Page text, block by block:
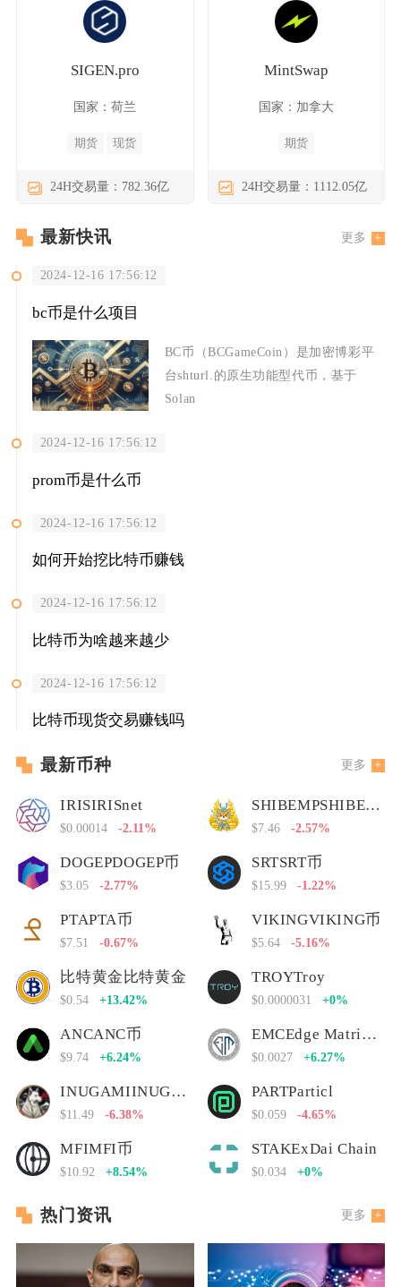
SIGEN.pro
国家：荷兰
期货 现货
24H交易量：782.36亿
MintSwap
国家：加拿大
期货
24H交易量：1112.05亿
最新快讯 更多
2024-12-16 17:56:12
bc币是什么项目
BC币（BCGameCoin）是加密博彩平
台shturl.的原生功能型代币，基于
Solan
2024-12-16 17:56:12
prom币是什么币
2024-12-16 17:56:12
如何开始挖比特币赚钱
2024-12-16 17:56:12
比特币为啥越来越少
2024-12-16 17:56:12
比特币现货交易赚钱吗
最新币种 更多
IRISIRISnet
$0.00014 -2.11%
SHIBEMPSHIBEMP币
$7.46 -2.57%
DOGEPDOGEP币
$3.05 -2.77%
SRTSRT币
$15.99 -1.22%
PTAPTA币
$7.51 -0.67%
VIKINGVIKING币
$5.64 -5.16%
比特黄金比特黄金
$0.54 +13.42%
TROYTroy
$0.0000031 +0%
ANCANC币
$9.74 +6.24%
EMCEdge Matrix Chain
$0.0027 +6.27%
INUGAMIINUGAMI币
$11.49 -6.38%
PARTParticl
$0.059 -4.65%
MFIMFI币
$10.92 +8.54%
STAKExDai Chain
$0.034 +0%
热门资讯 更多